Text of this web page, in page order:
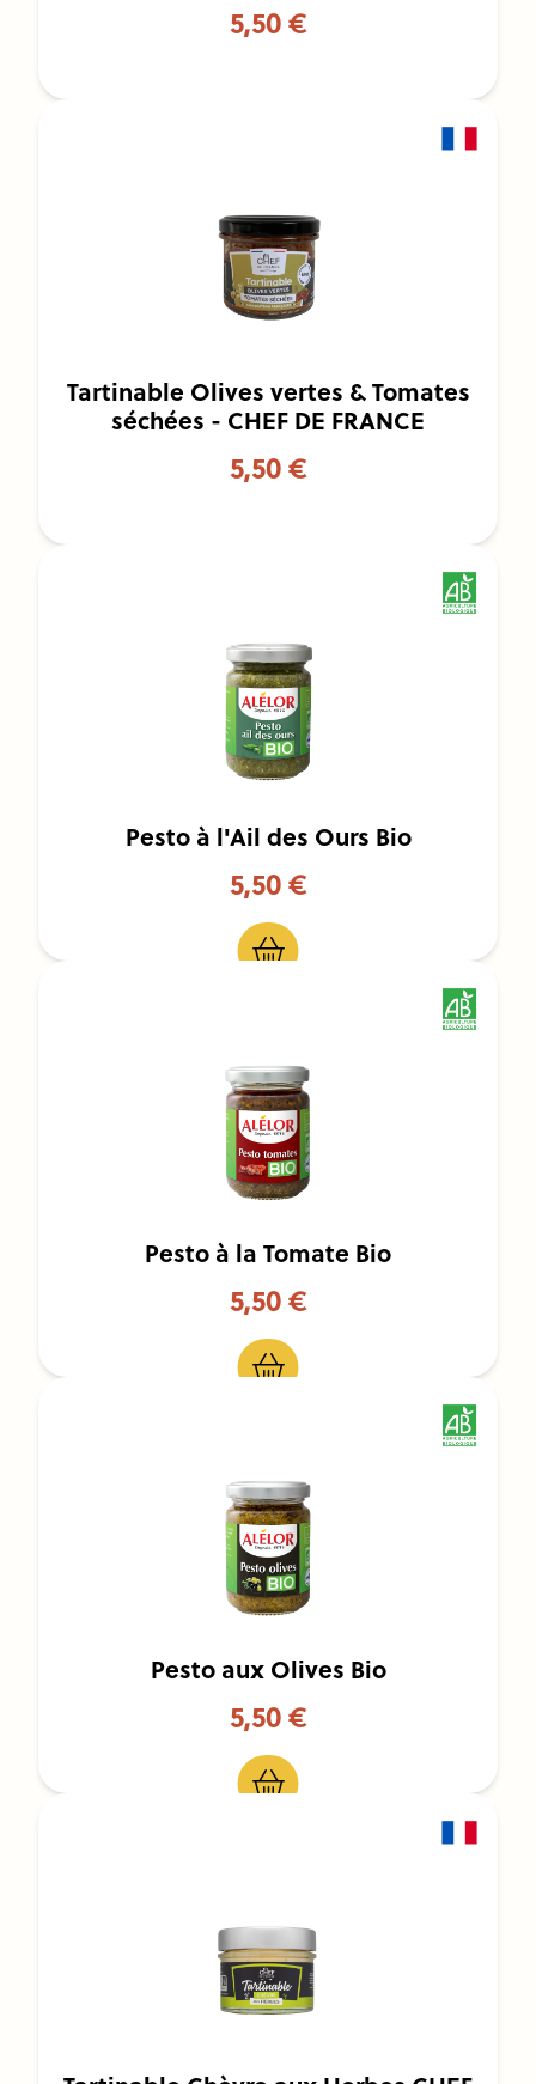
5,50 €
Tartinable Olives vertes & Tomates
séchées - CHEF DE FRANCE
5,50 €
Pesto à l'Ail des Ours Bio
5,50 €
Pesto à la Tomate Bio
5,50 €
Pesto aux Olives Bio
5,50 €